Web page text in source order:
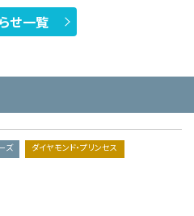
せ一覧
ズ ダイヤモンド・プリンセス